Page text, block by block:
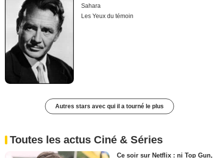
Sahara
Les Yeux du témoin
Autres stars avec qui il a tourné le plus
Toutes les actus Ciné & Séries
Ce soir sur Netflix : ni Top Gun,